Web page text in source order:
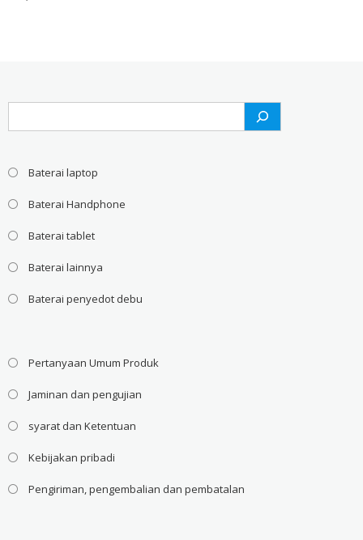
Baterai laptop
Baterai Handphone
Baterai tablet
Baterai lainnya
Baterai penyedot debu
Pertanyaan Umum Produk
Jaminan dan pengujian
syarat dan Ketentuan
Kebijakan pribadi
Pengiriman, pengembalian dan pembatalan